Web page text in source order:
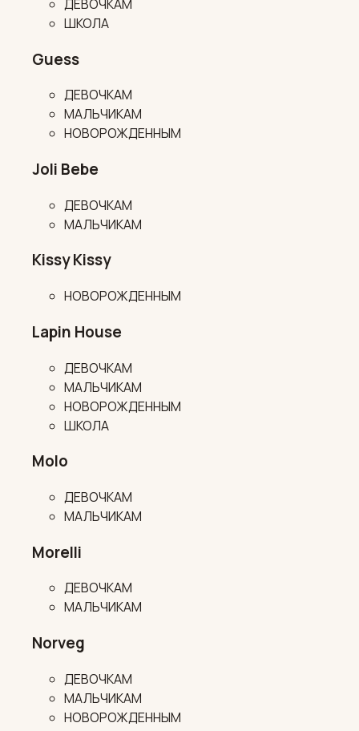
ДЕВОЧКАМ
ШКОЛА
Guess
ДЕВОЧКАМ
МАЛЬЧИКАМ
НОВОРОЖДЕННЫМ
Joli Bebe
ДЕВОЧКАМ
МАЛЬЧИКАМ
Kissy Kissy
НОВОРОЖДЕННЫМ
Lapin House
ДЕВОЧКАМ
МАЛЬЧИКАМ
НОВОРОЖДЕННЫМ
ШКОЛА
Molo
ДЕВОЧКАМ
МАЛЬЧИКАМ
Morelli
ДЕВОЧКАМ
МАЛЬЧИКАМ
Norveg
ДЕВОЧКАМ
МАЛЬЧИКАМ
НОВОРОЖДЕННЫМ